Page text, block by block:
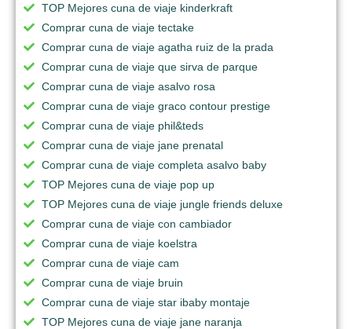
TOP Mejores cuna de viaje kinderkraft
Comprar cuna de viaje tectake
Comprar cuna de viaje agatha ruiz de la prada
Comprar cuna de viaje que sirva de parque
Comprar cuna de viaje asalvo rosa
Comprar cuna de viaje graco contour prestige
Comprar cuna de viaje phil&teds
Comprar cuna de viaje jane prenatal
Comprar cuna de viaje completa asalvo baby
TOP Mejores cuna de viaje pop up
TOP Mejores cuna de viaje jungle friends deluxe
Comprar cuna de viaje con cambiador
Comprar cuna de viaje koelstra
Comprar cuna de viaje cam
Comprar cuna de viaje bruin
Comprar cuna de viaje star ibaby montaje
TOP Mejores cuna de viaje jane naranja